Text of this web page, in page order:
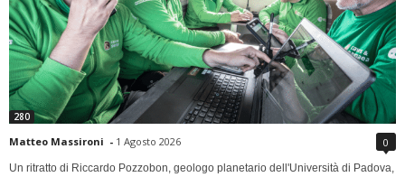
280
Matteo Massironi - 1 Agosto 2026 0
Un ritratto di Riccardo Pozzobon, geologo planetario dell'Università di Padova,